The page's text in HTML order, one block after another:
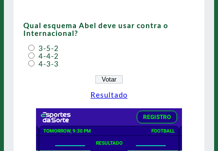
Qual esquema Abel deve usar contra o
Internacional?
3-5-2
4-4-2
4-3-3
Resultado